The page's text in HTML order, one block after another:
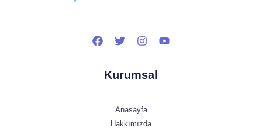
Kurumsal
Anasayfa
Hakkımızda